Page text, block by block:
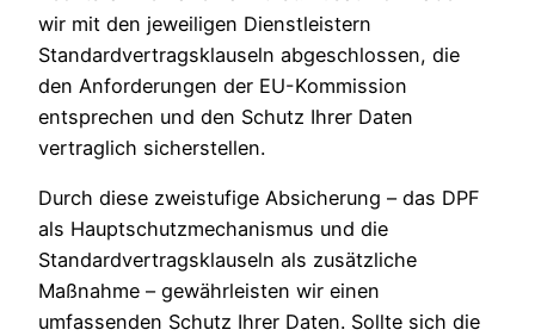
wir mit den jeweiligen Dienstleistern
Standardvertragsklauseln abgeschlossen, die
den Anforderungen der EU-Kommission
entsprechen und den Schutz Ihrer Daten
vertraglich sicherstellen.
Durch diese zweistufige Absicherung – das DPF
als Hauptschutzmechanismus und die
Standardvertragsklauseln als zusätzliche
Maßnahme – gewährleisten wir einen
umfassenden Schutz Ihrer Daten. Sollte sich die